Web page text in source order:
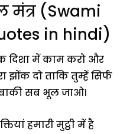
(Swami
in hindi)
में काम करो और
दो ताकि तुम्हें सिर्फ
बाकी सब भूल जाओ।
हमारी मुट्ठी में है